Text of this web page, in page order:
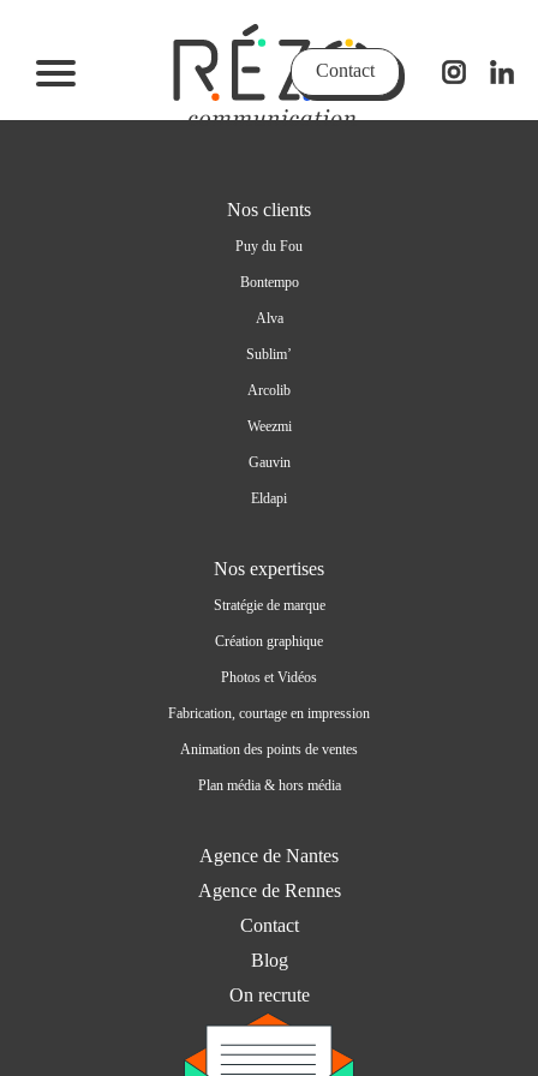
Contact
Nos clients
Puy du Fou
Bontempo
Alva
Sublim’
Arcolib
Weezmi
Gauvin
Eldapi
Nos expertises
Stratégie de marque
Création graphique
Photos et Vidéos
Fabrication, courtage en impression
Animation des points de ventes
Plan média & hors média
Agence de Nantes
Agence de Rennes
Contact
Blog
On recrute